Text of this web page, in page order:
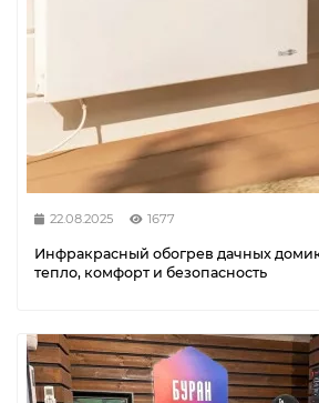
22.08.2025 1677
Инфракрасный обогрев дачных
тепло, комфорт и безопасность